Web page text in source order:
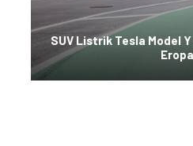
SUV Listrik Tesla Model
Eropa